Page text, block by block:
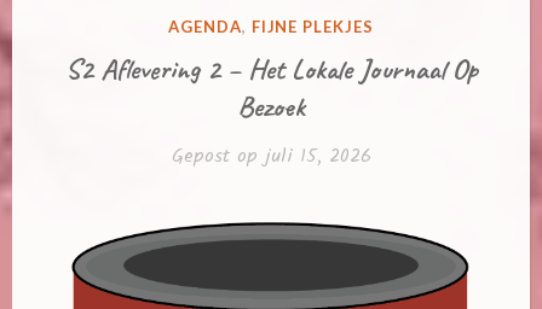
GEPLAATST
AGENDA, FIJNE PLEKJES
S2 Aflevering 2 – Het Lokale Journaal Op
Bezoek
Gepost opjuli 15, 2026